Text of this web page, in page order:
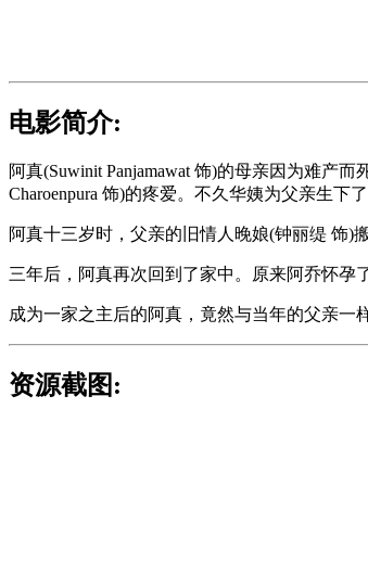
电影简介:
阿真(Suwinit Panjamawat 饰)的母亲因为难产
Charoenpura 饰)的疼爱。不久华姨为父亲生下
阿真十三岁时，父亲的旧情人晚娘(钟丽缇 饰)
三年后，阿真再次回到了家中。原来阿乔怀孕
成为一家之主后的阿真，竟然与当年的父亲一
资源截图: